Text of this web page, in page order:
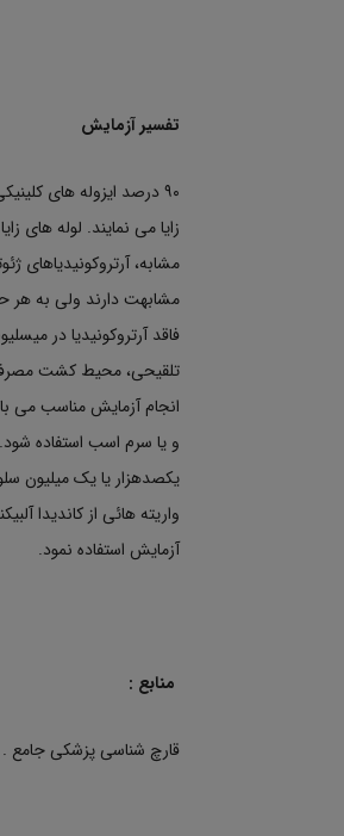
تفسیر آزمایش
زایا می نمایند. لوله های
مشابه، آرتروکونیدیاهای
مشابهت دارند ولی به هر
فاقد آرتروکونیدیا در
تلقیحی، محیط کشت مصرفی
انجام آزمایش مناسب می
و یا سرم اسب استفاده شود.
یکصدهزار یا یک میلیون
واریته هائی از کاندیدا
آزمایش استفاده نمود.
منابع :
قارچ شناسی پزشکی جامع .